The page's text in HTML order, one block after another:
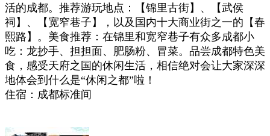
活的成都。推荐游玩地点：【锦里古街】、【武侯
祠】、【宽窄巷子】，以及国内十大商业街之一的【春
熙路】。美食推荐：在锦里和宽窄巷子有众多成都小
吃：龙抄手、担担面、肥肠粉、冒菜。品尝成都特色美
食，感受天府之国的休闲生活，相信绝对会让大家深深
地体会到什么是“休闲之都”啦！
住宿：成都标准间